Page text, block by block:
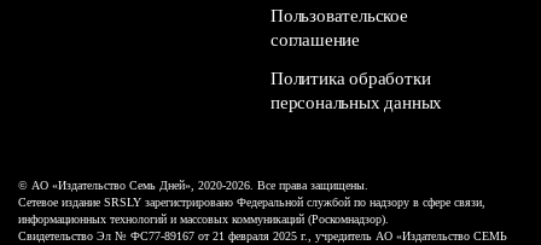
Пользовательское
соглашение
Политика обработки
персональных данных
© АО «Издательство Семь Дней», 2020-2026. Все права защищены.
Сетевое издание SRSLY зарегистрировано Федеральной службой по надзору в сфере связи,
информационных технологий и массовых коммуникаций (Роскомнадзор).
Свидетельство Эл № ФС77-89167 от 21 февраля 2025 г., учредитель АО «Издательство СЕМЬ